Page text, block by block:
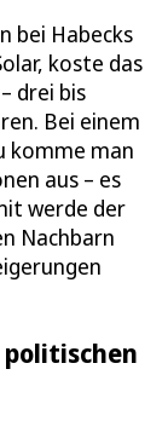
bei Habecks
koste das
drei bis
Bei einem
komme man
aus – es
werde der
Nachbarn